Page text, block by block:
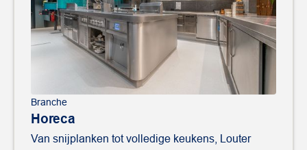
Branche
Horeca
Van snijplanken tot volledige keukens, Louter